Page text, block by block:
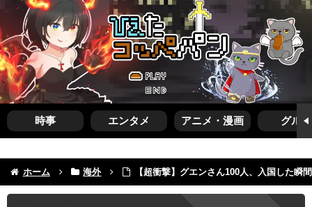
時事 エンタメ アニメ・漫画 グルメ
ホーム 海外 【超衝撃】グエンさん100人、入国した瞬